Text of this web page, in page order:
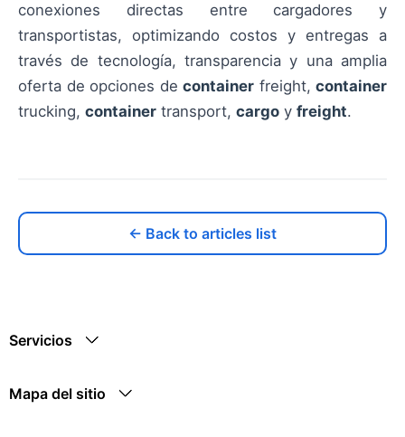
conexiones directas entre cargadores y
transportistas, optimizando costos y entregas a
través de tecnología, transparencia y una amplia
oferta de opciones de container freight, container
trucking, container transport, cargo y freight.
← Back to articles list
Servicios
Mapa del sitio